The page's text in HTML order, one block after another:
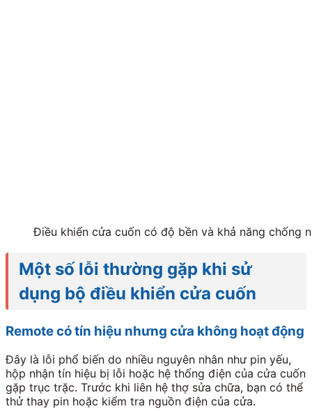
Điều khiển cửa cuốn có độ bền và khả năng chống
Một số lỗi thường gặp khi sử
dụng bộ điều khiển cửa cuốn
Remote có tín hiệu nhưng cửa không hoạt động
Đây là lỗi phổ biến do nhiều nguyên nhân như pin yếu,
hộp nhận tín hiệu bị lỗi hoặc hệ thống điện của cửa cuốn
gặp trục trặc. Trước khi liên hệ thợ sửa chữa, bạn có thể
thử thay pin hoặc kiểm tra nguồn điện của cửa.